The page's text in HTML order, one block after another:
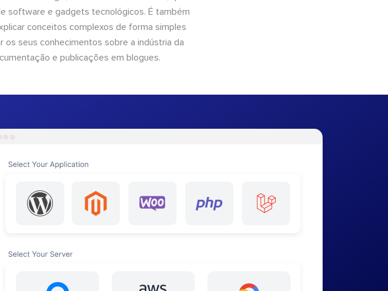
software e gadgets tecnológicos. É também
conceitos complexos de forma simples
os seus conhecimentos sobre a indústria da
e publicações em blogues.